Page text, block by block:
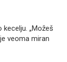
kecelju. „Možeš
veoma miran